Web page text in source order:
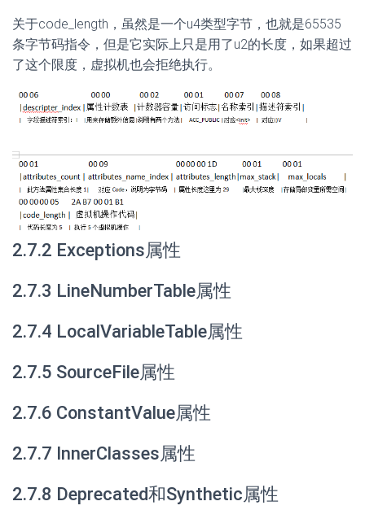
关于code_length，虽然是一个u4类型字节，也就是65535
条字节码指令，但是它实际上只是用了u2的长度，如果超过
了这个限度，虚拟机也会拒绝执行。
2.7.2 Exceptions属性
2.7.3 LineNumberTable属性
2.7.4 LocalVariableTable属性
2.7.5 SourceFile属性
2.7.6 ConstantValue属性
2.7.7 InnerClasses属性
2.7.8 Deprecated和Synthetic属性